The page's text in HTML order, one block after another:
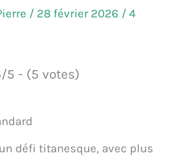
/ 28 février 2026 / 4
5 - (5 votes)
défi titanesque, avec plus